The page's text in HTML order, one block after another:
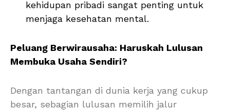
kehidupan pribadi sangat penting untuk
menjaga kesehatan mental.
Peluang Berwirausaha: Haruskah Lulusan
Membuka Usaha Sendiri?
Dengan tantangan di dunia kerja yang cukup
besar, sebagian lulusan memilih jalur